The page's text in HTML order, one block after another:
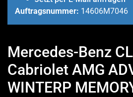
Auftragsnummer: 14606M7046
Mercedes-Benz
Cabriolet AMG
WINTERP